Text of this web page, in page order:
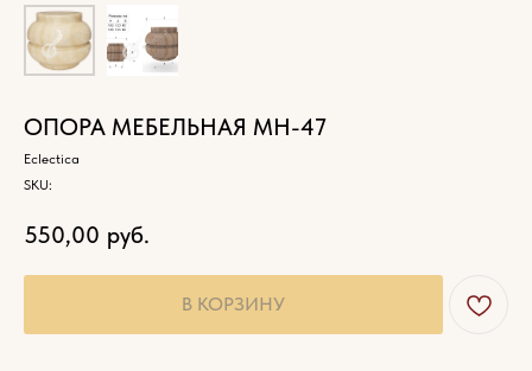
ОПОРА МЕБЕЛЬНАЯ МН-47
Eclectica
SKU:
550,00 руб.
В КОРЗИНУ